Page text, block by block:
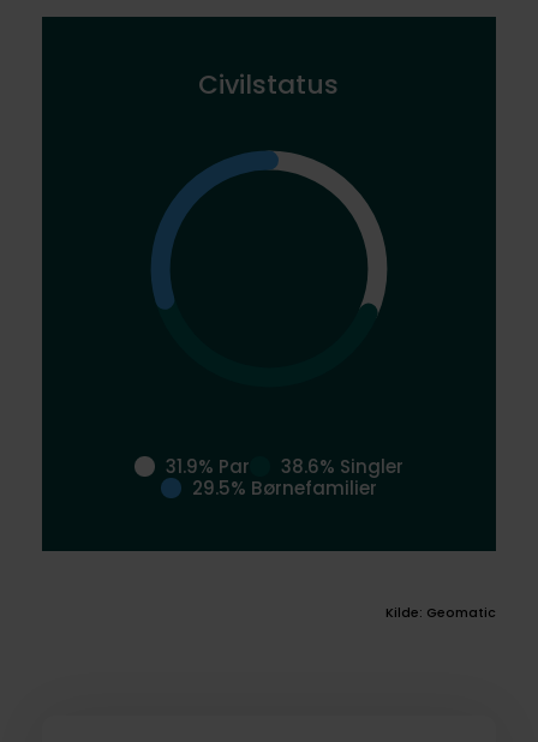
Civilstatus
31.9% Par
38.6% Singler
29.5% Børnefamilier
Kilde: Geomatic